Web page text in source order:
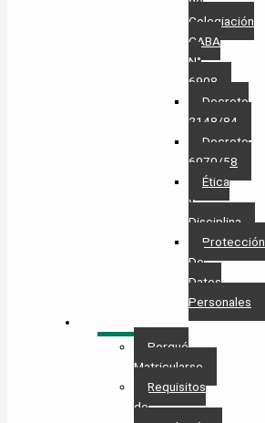
Colegiación
CABA
N°
6908
Decreto
2148/84
Decreto
6070/58
Ética
y
Disciplina
Protección
De
Datos
Personales​
Porqué
Matricularse
Requisitos
de